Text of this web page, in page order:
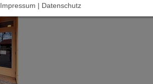
Impressum | Datenschutz